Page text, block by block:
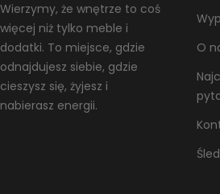
Sprawdź swoje zamówienie zaraz po
skontaktuj się z nami, jeśli produkt jest
został dostarczony błędnie, abyśmy
rozwiązać.
Wyjątki / produkty nie podlegające
Niektóre produkty nie podlegają
psujące się (np. żywność, kwiaty lub
zamówienie (np. specjalne
Wierzymy, że wnętrze to coś
więcej niż tylko meble i
dodatki. To miejsce, gdzie
odnajdujesz siebie, gdzie
cieszysz się, żyjesz i
nabierasz energii.
O